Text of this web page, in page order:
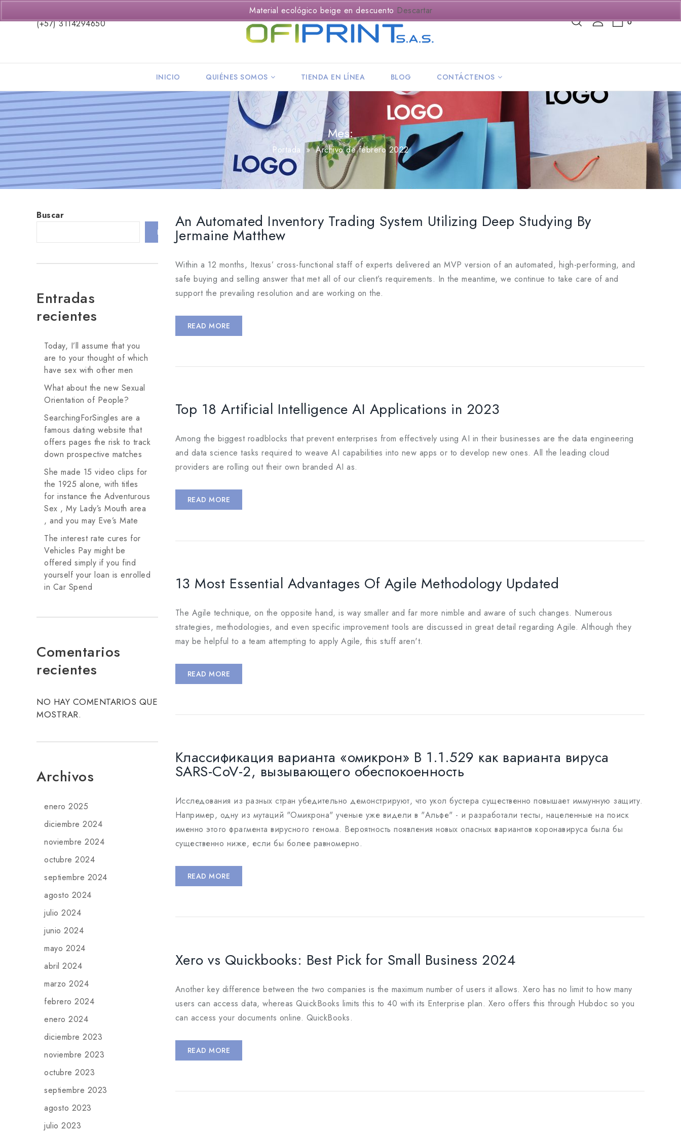
(+57) 3114294650 0
INICIO QUIÉNES SOMOS TIENDA EN LÍNEA BLOG CONTÁCTENOS
Mes:
Portada » Archivo de febrero 2022
An Automated Inventory Trading System Utilizing Deep Studying By
Jermaine Matthew
Within a 12 months, Itexus’ cross-functional staff of experts delivered an MVP version of an automated, high-performing, and
safe buying and selling answer that met all of our client’s requirements. In the meantime, we continue to take care of and
support the prevailing resolution and are working on the.
READ MORE
Top 18 Artificial Intelligence AI Applications in 2023
Among the biggest roadblocks that prevent enterprises from effectively using AI in their businesses are the data engineering
and data science tasks required to weave AI capabilities into new apps or to develop new ones. All the leading cloud
providers are rolling out their own branded AI as.
READ MORE
13 Most Essential Advantages Of Agile Methodology Updated
The Agile technique, on the opposite hand, is way smaller and far more nimble and aware of such changes. Numerous
strategies, methodologies, and even specific improvement tools are discussed in great detail regarding Agile. Although they
may be helpful to a team attempting to apply Agile, this stuff aren't.
READ MORE
Классификация варианта «омикрон» B 1.1.529 как варианта вируса
SARS-CoV-2, вызывающего обеспокоенность
Исследования из разных стран убедительно демонстрируют, что укол бустера существенно повышает иммунную защиту.
Например, одну из мутаций "Омикрона" ученые уже видели в "Альфе" - и разработали тесты, нацеленные на поиск
именно этого фрагмента вирусного генома. Вероятность появления новых опасных вариантов коронавируса была бы
существенно ниже, если бы более равномерно.
READ MORE
Xero vs Quickbooks: Best Pick for Small Business 2024
Another key difference between the two companies is the maximum number of users it allows. Xero has no limit to how many
users can access data, whereas QuickBooks limits this to 40 with its Enterprise plan. Xero offers this through Hubdoc so you
can access your documents online. QuickBooks.
READ MORE
Buscar
BUSCAR
Entradas
recientes
Today, I’ll assume that you
are to your thought of which
have sex with other men
What about the new Sexual
Orientation of People?
SearchingForSingles are a
famous dating website that
offers pages the risk to track
down prospective matches
She made 15 video clips for
the 1925 alone, with titles
for instance the Adventurous
Sex , My Lady’s Mouth area
, and you may Eve’s Mate
The interest rate cures for
Vehicles Pay might be
offered simply if you find
yourself your loan is enrolled
in Car Spend
Comentarios
recientes
NO HAY COMENTARIOS QUE
MOSTRAR.
Archivos
enero 2025
diciembre 2024
noviembre 2024
octubre 2024
septiembre 2024
agosto 2024
julio 2024
junio 2024
mayo 2024
abril 2024
marzo 2024
febrero 2024
enero 2024
diciembre 2023
noviembre 2023
octubre 2023
septiembre 2023
agosto 2023
julio 2023
Material ecológico beige en descuento Descartar